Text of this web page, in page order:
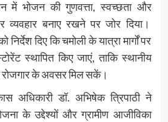
में भोजन की गुणवत्ता, स्वच्छता और
व्यवहार बनाए रखने पर जोर दिया।
निर्देश दिए कि चमोली के यात्रा मार्गों पर
स्थापित किए जाएं, ताकि स्थानीय
के अवसर मिल सकें।
अधिकारी डॉ. अभिषेक त्रिपाठी ने
के उद्देश्यों और ग्रामीण आजीविका